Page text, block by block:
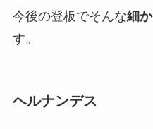
今後の登板でそんな細
す。
ヘルナンデス